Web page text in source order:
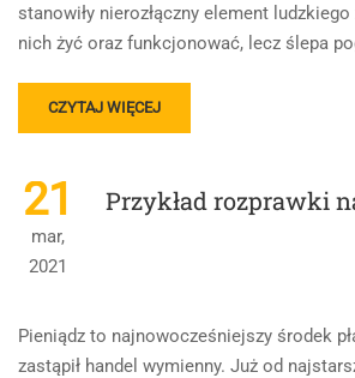
stanowiły nierozłączny element
nich żyć oraz funkcjonować, lecz ślepa
READ
MORE
ROZPRAWKA
OCENIONA
39
PUNKTÓW
CZYTAJ WIĘCEJ
21
mar,
2021
Przykład rozprawki
Pieniądz to najnowocześniejszy środek
zastąpił handel wymienny. Już od